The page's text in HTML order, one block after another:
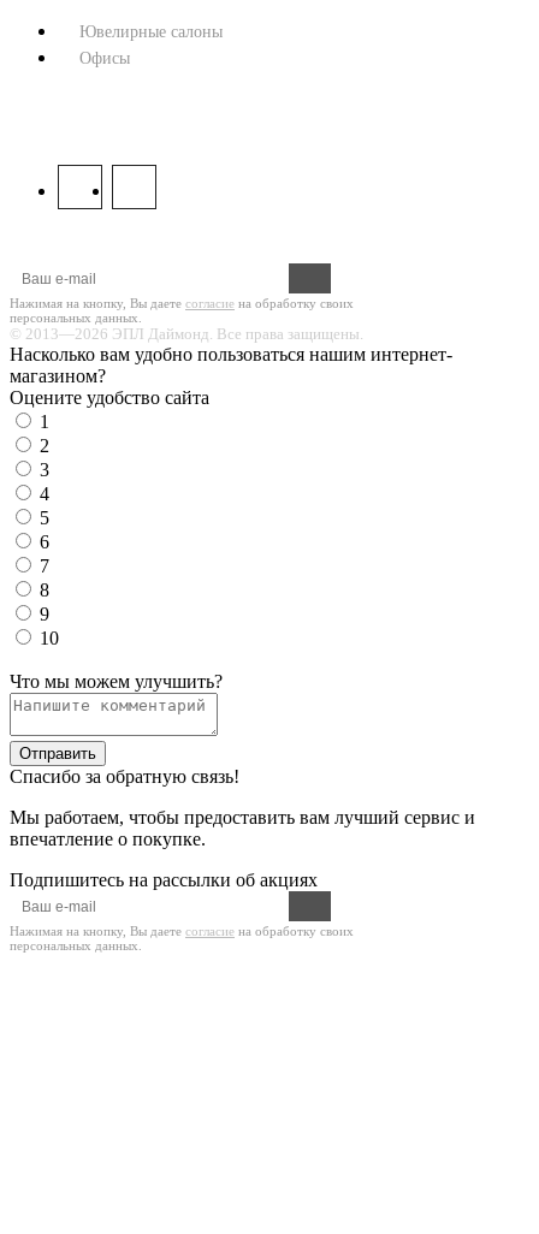
Ювелирные салоны
Офисы
Нажимая на кнопку, Вы даете согласие на обработку своих
персональных данных.
© 2013—2026 ЭПЛ Даймонд. Все права защищены.
Насколько вам удобно пользоваться нашим интернет-
магазином?
Оцените удобство сайта
1
2
3
4
5
6
7
8
9
10
Что мы можем улучшить?
Отправить
Спасибо за обратную связь!
Мы работаем, чтобы предоставить вам лучший сервис и
впечатление о покупке.
Подпишитесь на рассылки об акциях
Нажимая на кнопку, Вы даете согласие на обработку своих
персональных данных.